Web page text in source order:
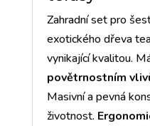
Zahradní set pro
exotického dřeva
vynikající kvalitou.
povětrnostním
Masivní a pevná
životnost.